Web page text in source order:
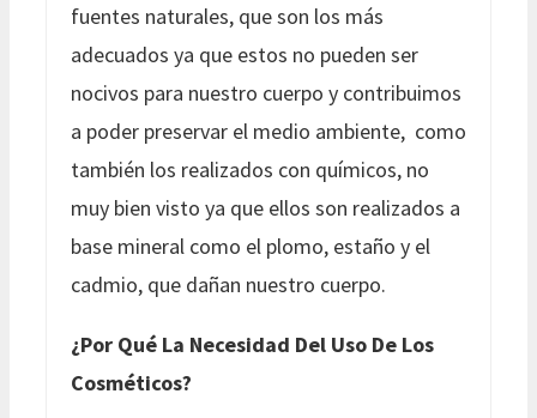
fuentes naturales, que son los más
adecuados ya que estos no pueden ser
nocivos para nuestro cuerpo y contribuimos
a poder preservar el medio ambiente, como
también los realizados con químicos, no
muy bien visto ya que ellos son realizados a
base mineral como el plomo, estaño y el
cadmio, que dañan nuestro cuerpo.
¿Por Qué La Necesidad Del Uso De Los
Cosméticos?